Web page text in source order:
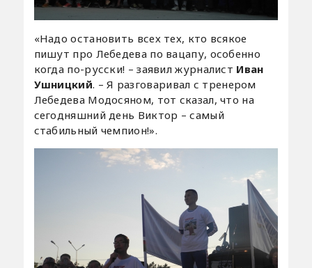
«Надо остановить всех тех, кто всякое
пишут про Лебедева по вацапу, особенно
когда по-русски! – заявил журналист Иван
Ушницкий. – Я разговаривал с тренером
Лебедева Модосяном, тот сказал, что на
сегодняшний день Виктор – самый
стабильный чемпион!».